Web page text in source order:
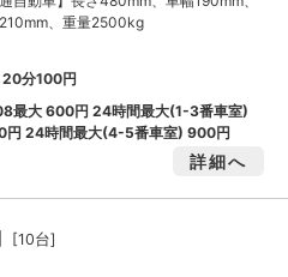
、重量2500kg
20分100円
最大600円24時間最大(1-3番車室)
円24時間最大(4-5番車室)900円
詳細へ
[10台]